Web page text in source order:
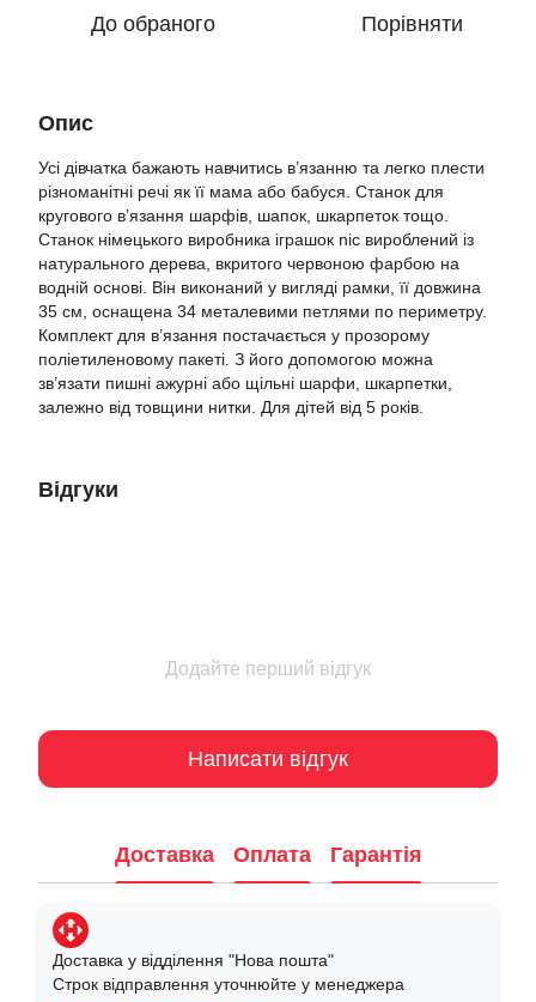
До обраного Порівняти
Опис
Усі дівчатка бажають навчитись в’язанню та легко плести
різноманітні речі як її мама або бабуся. Станок для
кругового в’язання шарфів, шапок, шкарпеток тощо.
Станок німецького виробника іграшок nic вироблений із
натурального дерева, вкритого червоною фарбою на
водній основі. Він виконаний у вигляді рамки, її довжина
35 см, оснащена 34 металевими петлями по периметру.
Комплект для в’язання постачається у прозорому
поліетиленовому пакеті. З його допомогою можна
зв’язати пишні ажурні або щільні шарфи, шкарпетки,
залежно від товщини нитки. Для дітей від 5 років.
Відгуки
Додайте перший відгук
Написати відгук
Доставка Оплата Гарантія
Доставка у відділення "Нова пошта"
Строк відправлення уточнюйте у менеджера